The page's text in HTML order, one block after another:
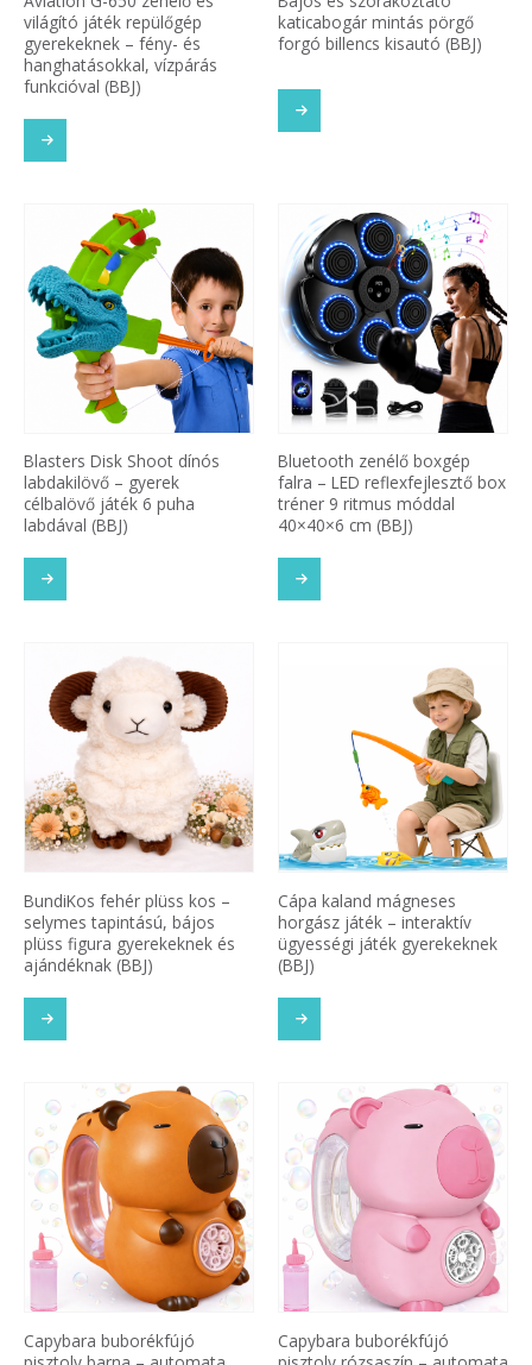
világító játék repülőgép
gyerekeknek – fény- és
hanghatásokkal, vízpárás
funkcióval (BBJ)
katicabogár mintás pörgő
forgó billencs kisautó (BBJ)
Blasters Disk Shoot dínós
labdakilövő – gyerek
célbalövő játék 6 puha
labdával (BBJ)
Bluetooth zenélő boxgép
falra – LED reflexfejlesztő box
tréner 9 ritmus móddal
40×40×6 cm (BBJ)
BundiKos fehér plüss kos –
selymes tapintású, bájos
plüss figura gyerekeknek és
ajándéknak (BBJ)
Cápa kaland mágneses
horgász játék – interaktív
ügyességi játék gyerekeknek
(BBJ)
Capybara buborékfújó
Capybara buborékfújó